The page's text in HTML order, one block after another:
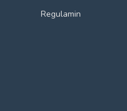
Regulamin